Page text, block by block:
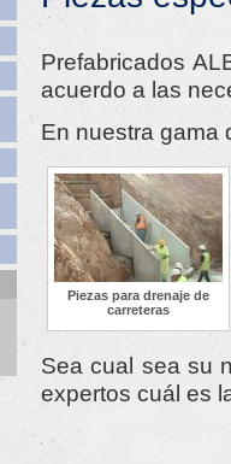
Prefabricados
acuerdo a las
En nuestra gama
Piezas para drenaje de
carreteras
Sea cual sea su
expertos cuál es